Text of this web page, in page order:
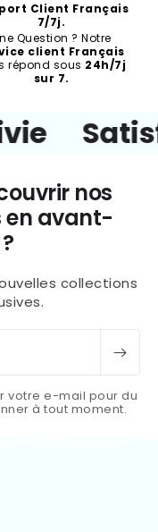
Client Français
7/7j.
Question ? Notre
client Français
répond sous 24h/7j
sur 7.
nos
en avant-
collections
votre e-mail pour du
à tout moment.